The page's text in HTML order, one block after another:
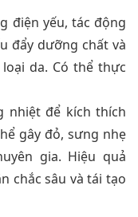
điện yếu, tác động
đẩy dưỡng chất và
da. Có thể thực
nhiệt để kích thích
gây đỏ, sưng nhẹ
gia. Hiệu quả
chắc sâu và tái tạo